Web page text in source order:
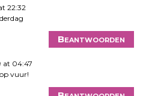
22:32
Beantwoorden
at 04:47
vuur!